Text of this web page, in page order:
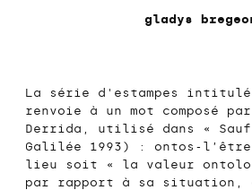
gladys
La série d'estampes
renvoie à un mot composé par
Derrida, utilisé dans « Sauf
Galilée 1993) : ontos-
lieu soit « la valeur
par rapport à sa situation,